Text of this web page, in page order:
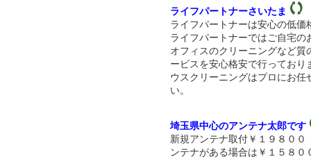
ライフパートナーさいたま
ライフパートナーは安心の低価
ライフパートナーではご自宅の
オフィスのクリーニングなど質
ービスを安心格安で行っており
ウスクリーニングはプロにお任
い。
埼玉県中心のアンテナ太郎です
新規アンテナ取付￥１９８０
ンテナがある場合は￥１５８０